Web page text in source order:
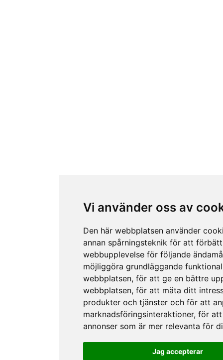
Vi använder oss av
Den här webbplatsen använder
annan spårningsteknik för att
webbupplevelse för följande
möjliggöra grundläggande
webbplatsen, för att ge en bättre
webbplatsen, för att mäta ditt
produkter och tjänster och för att
marknadsföringsinteraktioner, för att
annonser som är mer relevanta för
Jag accepterar